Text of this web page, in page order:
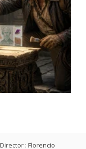
: Florencio